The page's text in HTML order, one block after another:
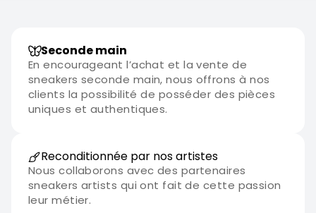
Seconde main
En encourageant l’achat et la vente de
sneakers seconde main, nous offrons à nos
clients la possibilité de posséder des pièces
uniques et authentiques.
Reconditionnée par nos artistes
Nous collaborons avec des partenaires
sneakers artists qui ont fait de cette passion
leur métier.